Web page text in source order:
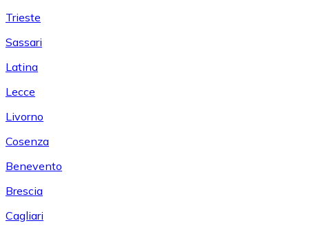
Trieste
Sassari
Latina
Lecce
Livorno
Cosenza
Benevento
Brescia
Cagliari